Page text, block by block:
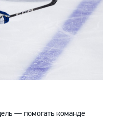
— помогать команде